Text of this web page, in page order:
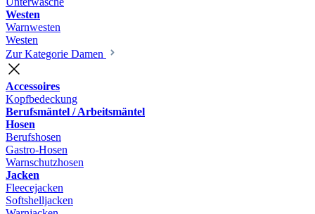
Westen
Warnwesten
Westen
Zur Kategorie Damen
Accessoires
Kopfbedeckung
Berufsmäntel / Arbeitsmäntel
Hosen
Berufshosen
Gastro-Hosen
Warnschutzhosen
Jacken
Fleecejacken
Softshelljacken